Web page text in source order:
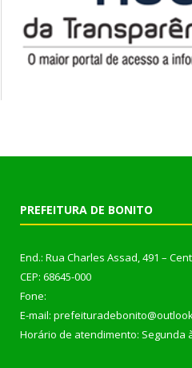
PREFEITURA DE BONITO
End.: Rua Charles Assad, 491 –
CEP: 68645-000
Fone:
E-mail:
Horário de atendimento: Segunda